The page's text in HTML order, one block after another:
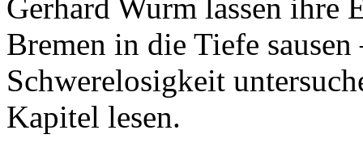
Gerhard Wurm lassen ihre
Bremen in die Tiefe
Schwerelosigkeit
Kapitel lesen.